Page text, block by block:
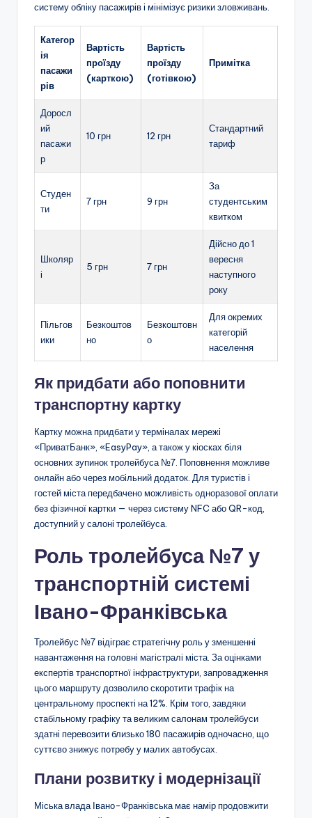
систему обліку пасажирів і мінімізує ризики зловживань.
Категор
ія
пасажи
рів
Вартість
проїзду
(карткою)
Вартість
проїзду
(готівкою)
Примітка
Доросл
ий
пасажи
р
10 грн 12 грн
Стандартний
тариф
Студен
ти
7 грн 9 грн
За
студентським
квитком
Школяр
і
5 грн 7 грн
Дійсно до 1
вересня
наступного
року
Пільгов
ики
Безкоштов
но
Безкоштовн
о
Для окремих
категорій
населення
Як придбати або поповнити
транспортну картку
Картку можна придбати у терміналах мережі
«ПриватБанк», «EasyPay», а також у кіосках біля
основних зупинок тролейбуса №7. Поповнення можливе
онлайн або через мобільний додаток. Для туристів і
гостей міста передбачено можливість одноразової оплати
без фізичної картки — через систему NFC або QR-код,
доступний у салоні тролейбуса.
Роль тролейбуса №7 у
транспортній системі
Івано-Франківська
Тролейбус №7 відіграє стратегічну роль у зменшенні
навантаження на головні магістралі міста. За оцінками
експертів транспортної інфраструктури, запровадження
цього маршруту дозволило скоротити трафік на
центральному проспекті на 12%. Крім того, завдяки
стабільному графіку та великим салонам тролейбуси
здатні перевозити близько 180 пасажирів одночасно, що
суттєво знижує потребу у малих автобусах.
Плани розвитку і модернізації
Міська влада Івано-Франківська має намір продовжити